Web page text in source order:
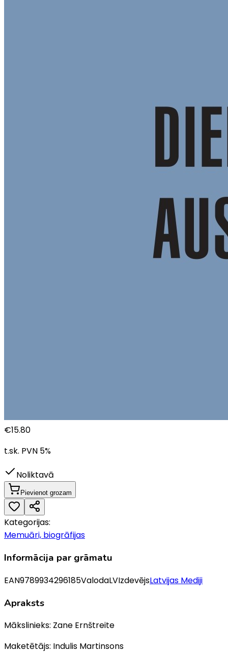
€15.80
t.sk. PVN 5%
Noliktavā
Pievienot grozam
Kategorijas:
Memuāri, biogrāfijas
Informācija par grāmatu
EAN9789934296185ValodaLVIzdevējsLatvijas Mediji
Apraksts
Mākslinieks: Zane Ernštreite
Maketētājs: Indulis Martinsons